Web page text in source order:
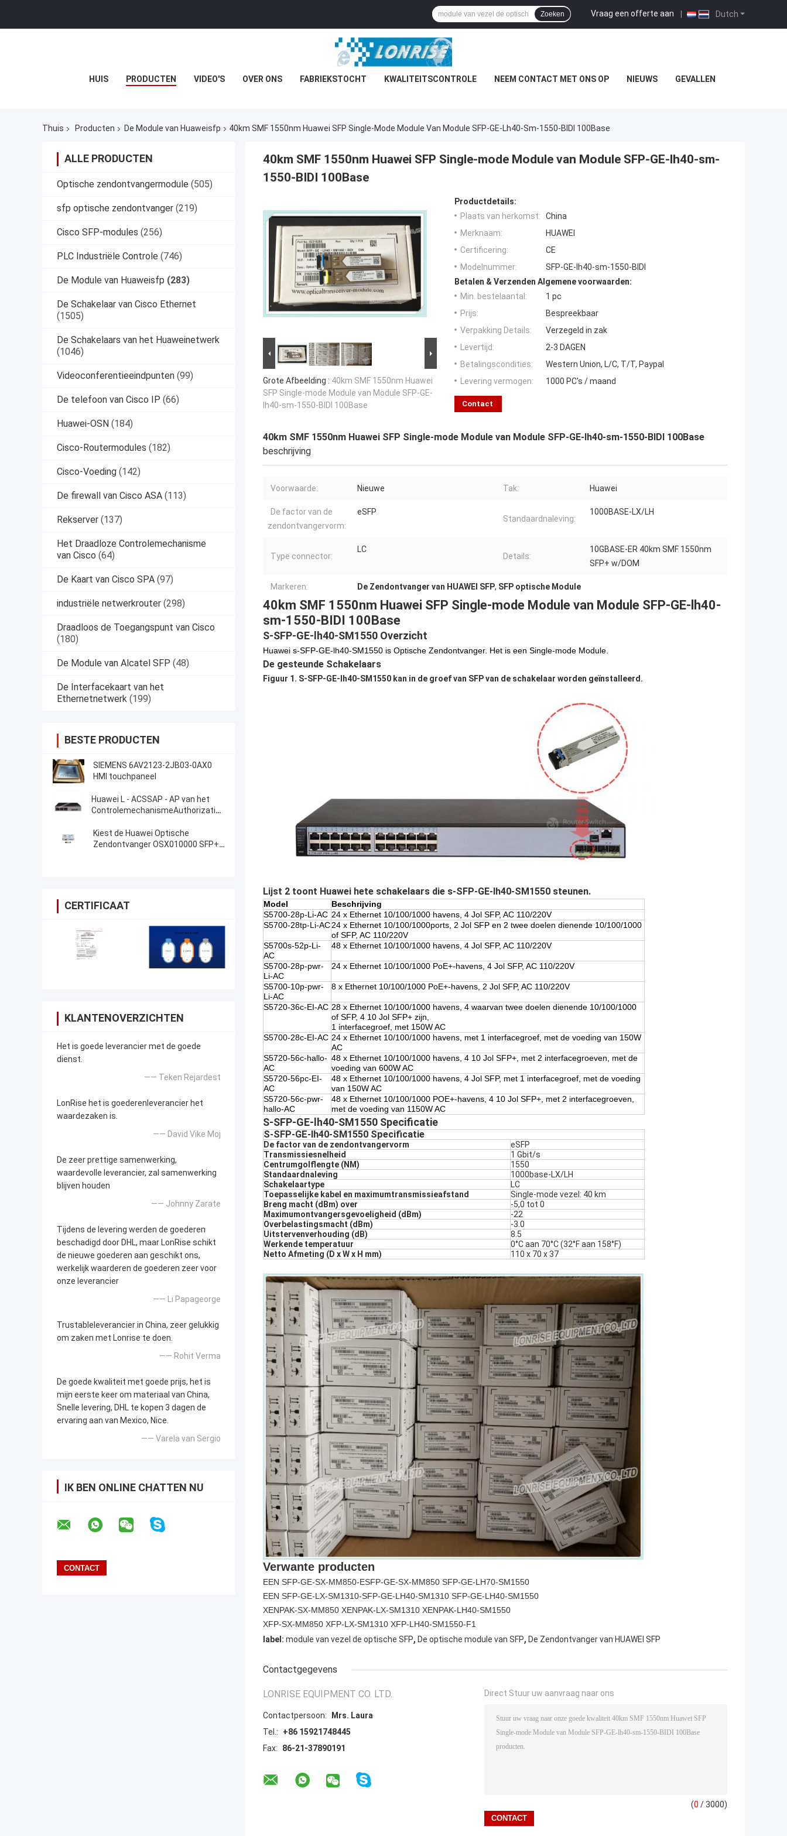
Dutch
Vraag een offerte aan |
Zoeken
HUIS PRODUCTEN VIDEO'S OVER ONS FABRIEKSTOCHT KWALITEITSCONTROLE NEEM CONTACT MET ONS OP NIEUWS GEVALLEN
Thuis Producten De Module van Huaweisfp 40km SMF 1550nm Huawei SFP Single-Mode Module Van Module SFP-GE-Lh40-Sm-1550-BIDI 100Base
ALLE PRODUCTEN
Optische zendontvangermodule (505)
sfp optische zendontvanger (219)
Cisco SFP-modules (256)
PLC Industriële Controle (746)
De Module van Huaweisfp (283)
De Schakelaar van Cisco Ethernet
(1505)
De Schakelaars van het Huaweinetwerk
(1046)
Videoconferentieeindpunten (99)
De telefoon van Cisco IP (66)
Huawei-OSN (184)
Cisco-Routermodules (182)
Cisco-Voeding (142)
De firewall van Cisco ASA (113)
Rekserver (137)
Het Draadloze Controlemechanisme
van Cisco (64)
De Kaart van Cisco SPA (97)
industriële netwerkrouter (298)
Draadloos de Toegangspunt van Cisco
(180)
De Module van Alcatel SFP (48)
De Interfacekaart van het
Ethernetnetwerk (199)
BESTE PRODUCTEN
SIEMENS 6AV2123-2JB03-0AX0
HMI touchpaneel
Huawei L - ACSSAP - AP van het
ControlemechanismeAuthorization
Middelvergunning
Kiest de Huawei Optische
Zendontvanger OSX010000 SFP+
CERTIFICAAT
KLANTENOVERZICHTEN
Het is goede leverancier met de goede
dienst.
—— Teken Rejardest
LonRise het is goederenleverancier het
waardezaken is.
—— David Vike Moj
De zeer prettige samenwerking,
waardevolle leverancier, zal samenwerking
blijven houden
—— Johnny Zarate
Tijdens de levering werden de goederen
beschadigd door DHL, maar LonRise schikt
de nieuwe goederen aan geschikt ons,
werkelijk waarderen de goederen zeer voor
onze leverancier
—— Li Papageorge
Trustableleverancier in China, zeer gelukkig
om zaken met Lonrise te doen.
—— Rohit Verma
De goede kwaliteit met goede prijs, het is
mijn eerste keer om materiaal van China,
Snelle levering, DHL te kopen 3 dagen de
ervaring aan van Mexico, Nice.
—— Varela van Sergio
IK BEN ONLINE CHATTEN NU
40km SMF 1550nm Huawei SFP Single-mode Module van Module SFP-GE-lh40-sm-
1550-BIDI 100Base
Grote Afbeelding : 40km SMF 1550nm Huawei
SFP Single-mode Module van Module SFP-GE-
lh40-sm-1550-BIDI 100Base
Productdetails:
Plaats van herkomst:
China
Merknaam:
HUAWEI
Certificering:
CE
Modelnummer:
SFP-GE-lh40-sm-1550-BIDI
Betalen & Verzenden Algemene voorwaarden:
Min. bestelaantal:
1 pc
Prijs:
Bespreekbaar
Verpakking Details:
Verzegeld in zak
Levertijd:
2-3 DAGEN
Betalingscondities:
Western Union, L/C, T/T, Paypal
Levering vermogen:
1000 PC's / maand
Contact
40km SMF 1550nm Huawei SFP Single-mode Module van Module SFP-GE-lh40-sm-1550-BIDI 100Base
beschrijving
Voorwaarde: Nieuwe Tak: Huawei
De factor van de
zendontvangervorm:
eSFP
Standaardnaleving:
1000BASE-LX/LH
Type connector:
LC
Details:
10GBASE-ER 40km SMF 1550nm
SFP+ w/DOM
Markeren: De Zendontvanger van HUAWEI SFP, SFP optische Module
40km SMF 1550nm Huawei SFP Single-mode Module van Module SFP-GE-lh40-
sm-1550-BIDI 100Base
S-SFP-GE-lh40-SM1550 Overzicht
Huawei s-SFP-GE-lh40-SM1550 is Optische Zendontvanger. Het is een Single-mode Module.
De gesteunde Schakelaars
Figuur 1. S-SFP-GE-lh40-SM1550 kan in de groef van SFP van de schakelaar worden geïnstalleerd.
Lijst 2 toont Huawei hete schakelaars die s-SFP-GE-lh40-SM1550 steunen.
Model
Beschrijving
S5700-28p-Li-AC 24 x Ethernet 10/100/1000 havens, 4 Jol SFP, AC 110/220V
S5700-28tp-Li-AC24 x Ethernet 10/100/1000ports, 2 Jol SFP en 2 twee doelen dienende 10/100/1000
of SFP, AC 110/220V
S5700s-52p-Li-
AC
48 x Ethernet 10/100/1000 havens, 4 Jol SFP, AC 110/220V
S5700-28p-pwr-
Li-AC
24 x Ethernet 10/100/1000 PoE+-havens, 4 Jol SFP, AC 110/220V
S5700-10p-pwr-
Li-AC
8 x Ethernet 10/100/1000 PoE+-havens, 2 Jol SFP, AC 110/220V
S5720-36c-EI-AC 28 x Ethernet 10/100/1000 havens, 4 waarvan twee doelen dienende 10/100/1000
of SFP, 4 10 Jol SFP+ zijn,
1 interfacegroef, met 150W AC
S5700-28c-EI-AC 24 x Ethernet 10/100/1000 havens, met 1 interfacegroef, met de voeding van 150W
AC
S5720-56c-hallo-
AC
48 x Ethernet 10/100/1000 havens, 4 10 Jol SFP+, met 2 interfacegroeven, met de
voeding van 600W AC
S5720-56pc-EI-
AC
48 x Ethernet 10/100/1000 havens, 4 Jol SFP, met 1 interfacegroef, met de voeding
van 150W AC
S5720-56c-pwr-
hallo-AC
48 x Ethernet 10/100/1000 POE+-havens, 4 10 Jol SFP+, met 2 interfacegroeven,
met de voeding van 1150W AC
S-SFP-GE-lh40-SM1550 Specificatie
S-SFP-GE-lh40-SM1550 Specificatie
De factor van de zendontvangervorm
eSFP
Transmissiesnelheid
1 Gbit/s
Centrumgolflengte (NM)
1550
Standaardnaleving
1000base-LX/LH
Schakelaartype
LC
Toepasselijke kabel en maximumtransmissieafstand
Single-mode vezel: 40 km
Breng macht (dBm) over
-5,0 tot 0
Maximumontvangersgevoeligheid (dBm)
-22
Overbelastingsmacht (dBm)
-3.0
Uitstervenverhouding (dB)
8.5
Werkende temperatuur
0°C aan 70°C (32°F aan 158°F)
Netto Afmeting (D x W x H mm)
110 x 70 x 37
Verwante producten
EEN SFP-GE-SX-MM850-ESFP-GE-SX-MM850 SFP-GE-LH70-SM1550
EEN SFP-GE-LX-SM1310-SFP-GE-LH40-SM1310 SFP-GE-LH40-SM1550
XENPAK-SX-MM850 XENPAK-LX-SM1310 XENPAK-LH40-SM1550
XFP-SX-MM850 XFP-LX-SM1310 XFP-LH40-SM1550-F1
label: module van vezel de optische SFP, De optische module van SFP, De Zendontvanger van HUAWEI SFP
Contactgegevens
LONRISE EQUIPMENT CO. LTD.
Contactpersoon:
Mrs. Laura
Tel.:
+86 15921748445
Fax:
86-21-37890191
Direct Stuur uw aanvraag naar ons
(0 / 3000)